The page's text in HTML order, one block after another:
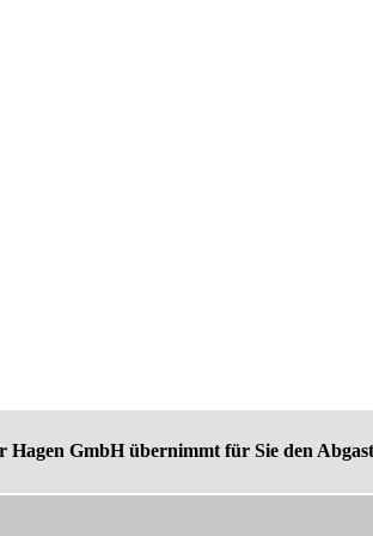
GmbH übernimmt für Sie den